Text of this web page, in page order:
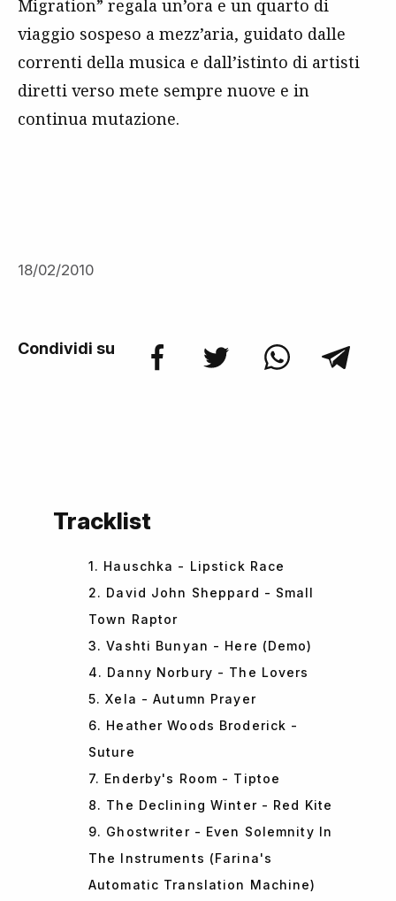
Migration” regala un’ora e un quarto di
viaggio sospeso a mezz’aria, guidato dalle
correnti della musica e dall’istinto di artisti
diretti verso mete sempre nuove e in
continua mutazione.
18/02/2010
Condividi su
Tracklist
1. Hauschka - Lipstick Race
2. David John Sheppard - Small
Town Raptor
3. Vashti Bunyan - Here (Demo)
4. Danny Norbury - The Lovers
5. Xela - Autumn Prayer
6. Heather Woods Broderick -
Suture
7. Enderby's Room - Tiptoe
8. The Declining Winter - Red Kite
9. Ghostwriter - Even Solemnity In
The Instruments (Farina's
Automatic Translation Machine)